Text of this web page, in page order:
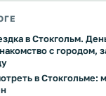
в Стокгольм.
с городом,
в Стокгольме: